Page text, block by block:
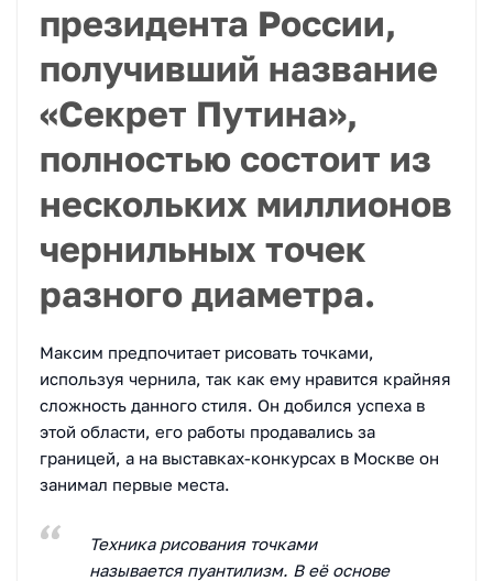
президента России,
получивший название
«Секрет Путина»,
полностью состоит из
нескольких миллионов
чернильных точек
разного диаметра.
Максим предпочитает рисовать точками,
используя чернила, так как ему нравится крайняя
сложность данного стиля. Он добился успеха в
этой области, его работы продавались за
границей, а на выставках-конкурсах в Москве он
занимал первые места.
Техника рисования точками
называется пуантилизм. В её основе